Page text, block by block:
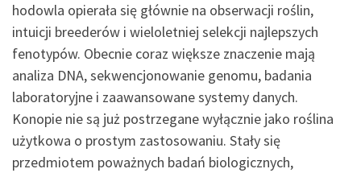
hodowla opierała się głównie na obserwacji roślin,
intuicji breederów i wieloletniej selekcji najlepszych
fenotypów. Obecnie coraz większe znaczenie mają
analiza DNA, sekwencjonowanie genomu, badania
laboratoryjne i zaawansowane systemy danych.
Konopie nie są już postrzegane wyłącznie jako roślina
użytkowa o prostym zastosowaniu. Stały się
przedmiotem poważnych badań biologicznych,